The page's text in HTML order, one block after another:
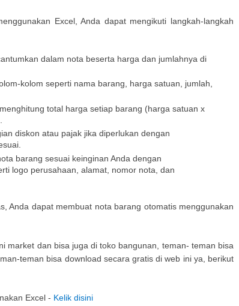
Excel, Anda dapat mengikuti langkah-langkah
dalam nota beserta harga dan jumlahnya di
kolom seperti nama barang, harga satuan, jumlah,
total harga setiap barang (harga satuan x
diskon atau pajak jika diperlukan dengan
barang sesuai keinginan Anda dengan
logo perusahaan, alamat, nomor nota, dan
Anda dapat membuat nota barang otomatis menggunakan
market dan bisa juga di toko bangunan, teman- teman bisa
teman bisa download secara gratis di web ini ya, berikut
Excel - Kelik disini